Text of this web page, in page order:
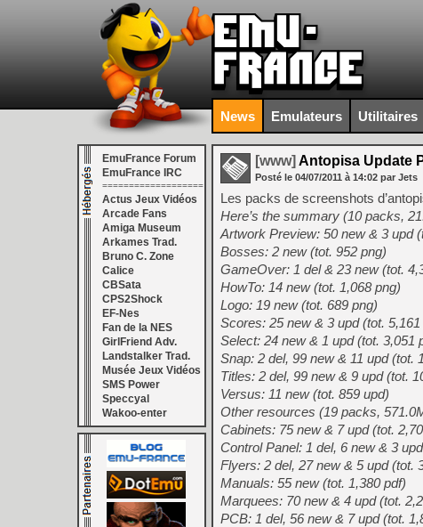
News Emulateurs Utilitaires
EmuFrance Forum
EmuFrance IRC
===================
Actus Jeux Vidéos
Arcade Fans
Amiga Museum
Arkames Trad.
Bruno C. Zone
Calice
CBSata
CPS2Shock
EF-Nes
Fan de la NES
GirlFriend Adv.
Landstalker Trad.
Musée Jeux Vidéos
SMS Power
Speccyal
Wakoo-enter
[www] Antopisa Update
Posté le 04/07/2011 à 14:02 par Jets
Les packs de screenshots
Here’s the summary (10 packs,
Artwork Preview: 50 new & 3 upd
Bosses: 2 new (tot. 952 png)
GameOver: 1 del & 23 new (tot.
HowTo: 14 new (tot. 1,068 png)
Logo: 19 new (tot. 689 png)
Scores: 25 new & 3 upd (tot. 5,161
Select: 24 new & 1 upd (tot. 3,051
Snap: 2 del, 99 new & 11 upd (tot.
Titles: 2 del, 99 new & 9 upd (tot.
Versus: 11 new (tot. 859 upd)
Other resources (19 packs,
Cabinets: 75 new & 7 upd (tot.
Control Panel: 1 del, 6 new & 3
Flyers: 2 del, 27 new & 5 upd (tot.
Manuals: 55 new (tot. 1,380 pdf)
Marquees: 70 new & 4 upd (tot.
PCB: 1 del, 56 new & 7 upd (tot.